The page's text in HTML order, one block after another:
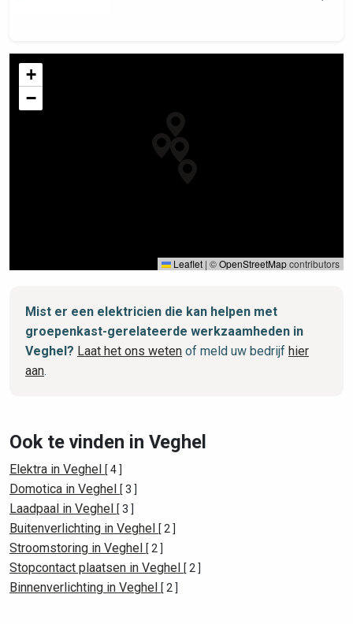
+
−
Leaflet | ©OpenStreetMapcontributors
Mist er een elektricien die kan helpen met
groepenkast-gerelateerde werkzaamheden in
Veghel? Laat het ons weten of meld uw bedrijf hier
aan.
Ook te vinden in Veghel
Elektra in Veghel [ 4 ]
Domotica in Veghel [ 3 ]
Laadpaal in Veghel [ 3 ]
Buitenverlichting in Veghel [ 2 ]
Stroomstoring in Veghel [ 2 ]
Stopcontact plaatsen in Veghel [ 2 ]
Binnenverlichting in Veghel [ 2 ]